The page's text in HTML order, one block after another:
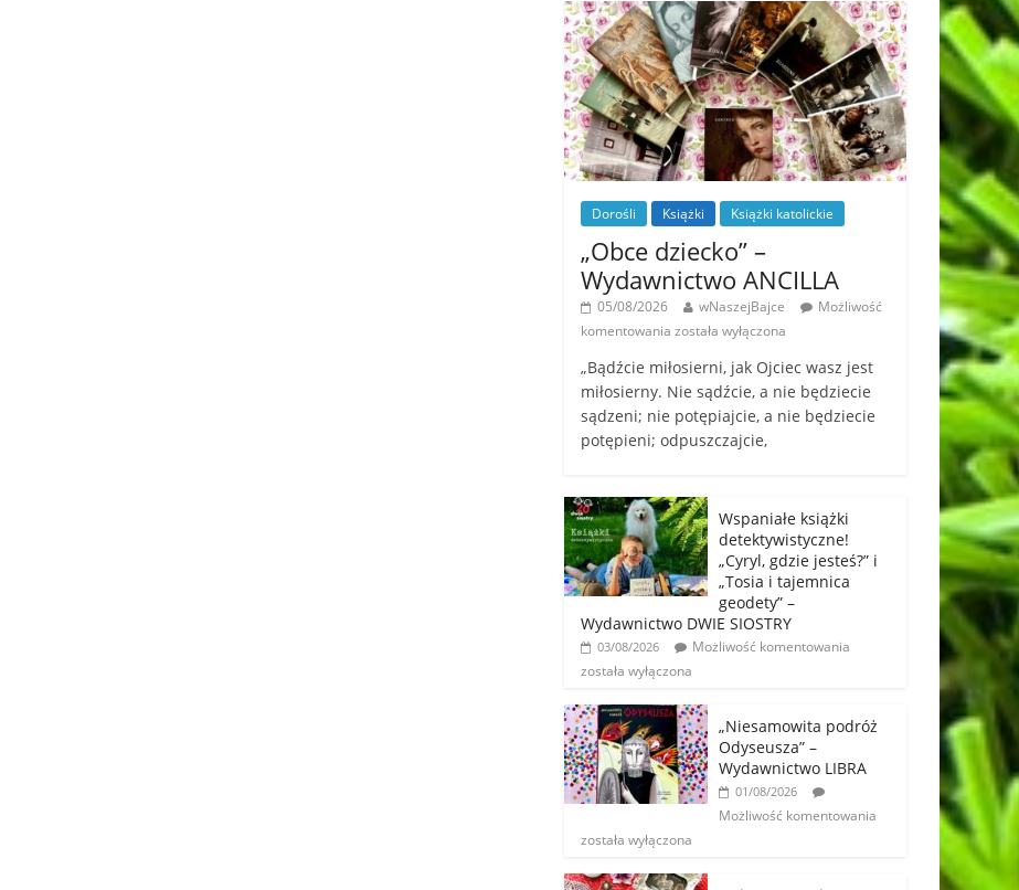
Dorośli Książki Książki katolickie
„Obce dziecko” –
Wydawnictwo ANCILLA
05/08/2026 wNaszejBajce
Możliwość
komentowania została wyłączona
„Bądźcie miłosierni, jak Ojciec wasz jest
miłosierny. Nie sądźcie, a nie będziecie
sądzeni; nie potępiajcie, a nie będziecie
potępieni; odpuszczajcie,
Wspaniałe książki
detektywistyczne!
„Cyryl, gdzie jesteś?” i
„Tosia i tajemnica
geodety” –
Wydawnictwo DWIE SIOSTRY
03/08/2026
Możliwość komentowania
została wyłączona
„Niesamowita podróż
Odyseusza” –
Wydawnictwo LIBRA
01/08/2026
Możliwość komentowania
została wyłączona